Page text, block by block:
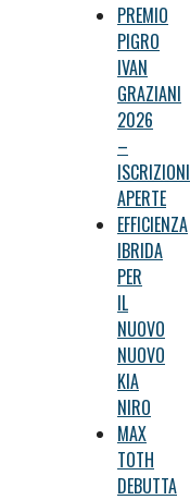
PREMIO
PIGRO
IVAN
GRAZIANI
2026
–
ISCRIZIONI
APERTE
EFFICIENZA
IBRIDA
PER
IL
NUOVO
NUOVO
KIA
NIRO
MAX
TOTH
DEBUTTA